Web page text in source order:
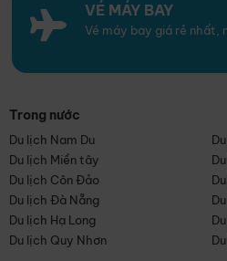
VÉ MÁY BAY
Vé máy bay giá rẻ nhất,
Trong nước
Du lịch Nam Du
Du lịch Miền tây
Du lịch Côn Đảo
Du lịch Đà Nẵng
Du lịch Hạ Long
Du lịch Quy Nhơn